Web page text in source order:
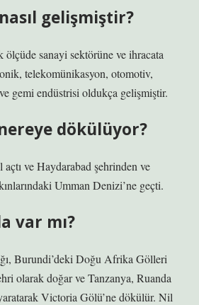
gelişmiştir?
sanayi sektörüne ve ihracata
telekomünikasyon, otomotiv,
gemi endüstrisi oldukça gelişmiştir.
dökülüyor?
açtı ve Haydarabad şehrinden ve
Umman Denizi’ne geçti.
var mı?
Burundi’deki Doğu Afrika Gölleri
olarak doğar ve Tanzanya, Ruanda
yaratarak Victoria Gölü’ne dökülür. Nil